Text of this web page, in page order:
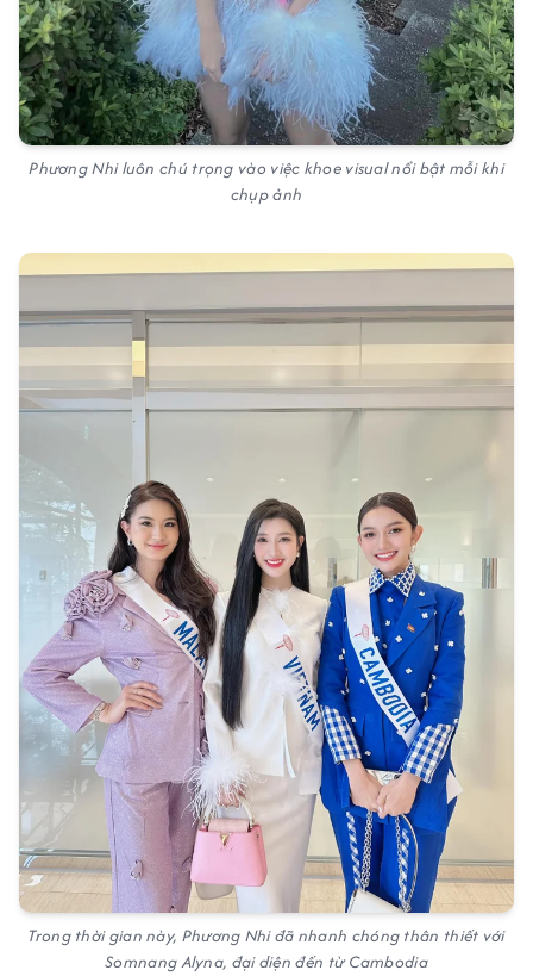
Phương Nhi luôn chú trọng vào việc khoe visual nổi bật mỗi khi
chụp ảnh
Trong thời gian này, Phương Nhi đã nhanh chóng thân thiết với
Somnang Alyna, đại diện đến từ Cambodia